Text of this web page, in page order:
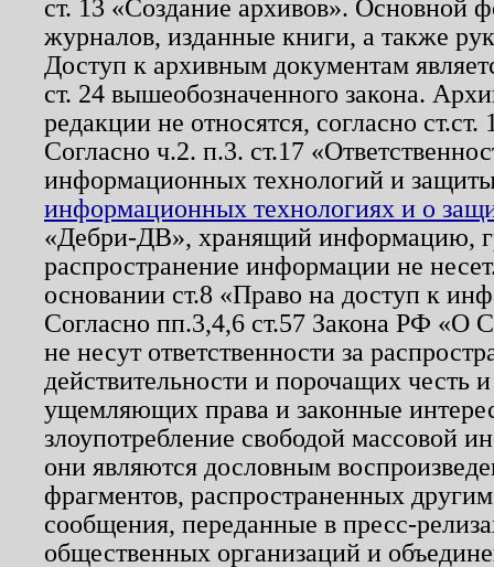
ст. 13 «Создание архивов». Основной
журналов, изданные книги, а также
Доступ к архивным документам
ст. 24 вышеобозначенного закона.
редакции не относятся, согласно
Согласно ч.2. п.3. ст.17
информационных технологий и
информационных технологиях и о
«Дебри-ДВ», хранящий информацию,
распространение информации не
основании ст.8 «Право на доступ к
Согласно пп.3,4,6 ст.57 Закона РФ «О
не несут ответственности за
действительности и порочащих честь
ущемляющих права и законные
злоупотребление свободой массовой
они являются дословным
фрагментов, распространенных
сообщения, переданные в пресс-
общественных организаций и